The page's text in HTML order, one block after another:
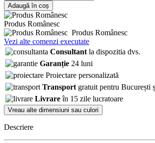
Adaugă în coș
Produs Românesc
Produs Românesc
Vezi alte comenzi executate
Consultant la dispozitia dvs.
Garanție 24 luni
Proiectare personalizată
Transport gratuit pentru București
Livrareîn 15 zile lucratoare
Vreau alte dimensiuni sau culori
Descriere